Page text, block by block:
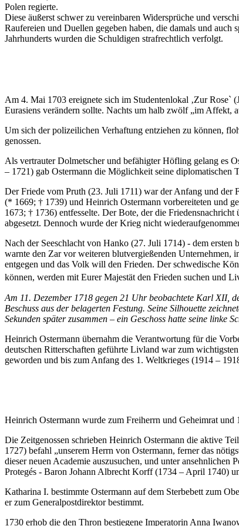
Polen regierte.
Diese äußerst schwer zu vereinbaren Widersprüche und
Raufereien und Duellen gegeben haben, die damals und
Jahrhunderts wurden die Schuldigen strafrechtlich verfolgt.
Am 4. Mai 1703 ereignete sich im Studentenlokal ‚Zur Rose`
Eurasiens verändern sollte. Nachts um halb zwölf „im Affekt,
Um sich der polizeilichen Verhaftung entziehen zu können,
genossen.
Als vertrauter Dolmetscher und befähigter Höfling gelang es
– 1721) gab Ostermann die Möglichkeit seine diplomatischen
Der Friede vom Pruth (23. Juli 1711) war der Anfang und der
(* 1669; † 1739) und Heinrich Ostermann vorbereiteten und
1673; † 1736) entfesselte. Der Bote, der die
abgesetzt. Dennoch wurde der Krieg nicht
Nach der Seeschlacht von Hanko (27. Juli 1714) - dem
warnte den Zar vor weiteren blutvergießenden Unternehmen,
entgegen und das Volk will den Frieden. Der schwedische
können, werden mit Eurer Majestät den Frieden suchen und
Am 11. Dezember 1718 gegen 21 Uhr beobachtete Karl XII,
Beschuss aus der belagerten Festung. Seine Silhouette
Sekunden später zusammen – ein Geschoss hatte seine linke
Heinrich Ostermann übernahm die Verantwortung für die
deutschen Ritterschaften geführte Livland war zum
geworden und bis zum Anfang des 1. Weltkrieges (1914 –
Heinrich Ostermann wurde zum Freiherrn und Geheimrat und
Die Zeitgenossen schrieben Heinrich Ostermann die aktive
1727) befahl „unserem Herrn von Ostermann, ferner das
dieser neuen Academie auszusuchen, und unter ansehnlichen
Protegés - Baron Johann Albrecht Korff (1734 – April 1740)
Katharina I. bestimmte Ostermann auf dem Sterbebett zum
er zum Generalpostdirektor bestimmt.
1730 erhob die den Thron bestiegene Imperatorin Anna